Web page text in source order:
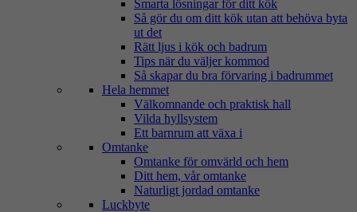
Smarta lösningar för ditt kök
Så gör du om ditt kök utan att behöva byta
ut det
Rätt ljus i kök och badrum
Tips när du väljer kommod
Så skapar du bra förvaring i badrummet
Hela hemmet
Välkomnande och praktisk hall
Vilda hyllsystem
Ett barnrum att växa i
Omtanke
Omtanke för omvärld och hem
Ditt hem, vår omtanke
Naturligt jordad omtanke
Luckbyte